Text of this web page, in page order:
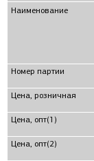
Наименование
Номер партии
Цена, розничная
Цена, опт(1)
Цена, опт(2)